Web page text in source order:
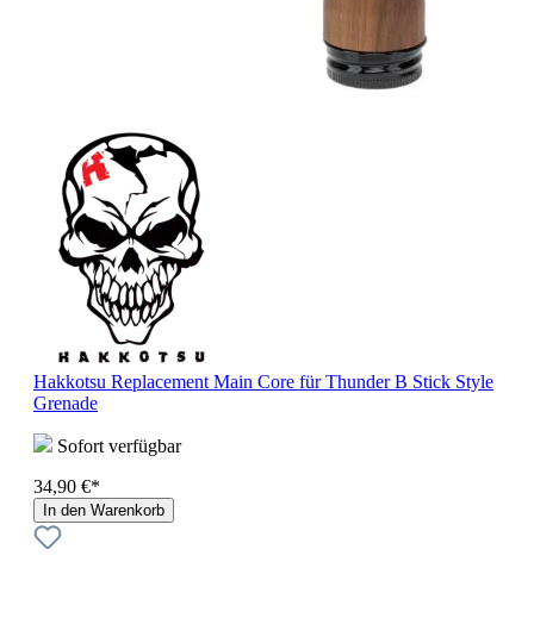
Hakkotsu Replacement Main Core für Thunder B Stick Style
Grenade
Sofort verfügbar
34,90 €*
In den Warenkorb